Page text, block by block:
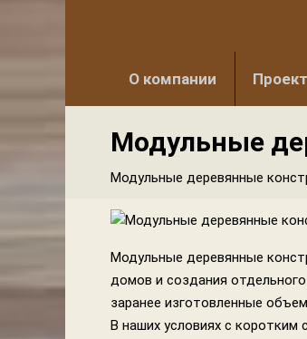
О компании
Модульные
Модульные деревянные
Модульные деревянные
домов и создания
заранее изготовленные
В наших условиях с